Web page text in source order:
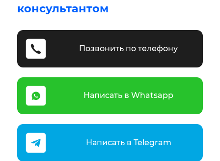
консультантом
Позвонить по телефону
Написать в Whatsapp
Написать в Telegram